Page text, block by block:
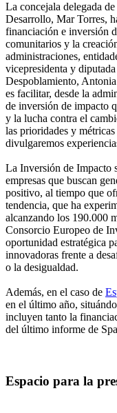
La concejala delegada
Desarrollo, Mar Torres,
financiación e inversión
comunitarios y la
administraciones,
vicepresidenta y
Despoblamiento,
es facilitar, desde la
de inversión de impacto
y la lucha contra el
las prioridades y
divulgaremos
La Inversión de Impacto
empresas que buscan
positivo, al tiempo que
tendencia, que ha
alcanzando los 190.000
Consorcio Europeo de
oportunidad estratégica
innovadoras frente a
o la desigualdad.
Además, en el caso de
en el último año,
incluyen tanto la
del último informe de
Espacio para la